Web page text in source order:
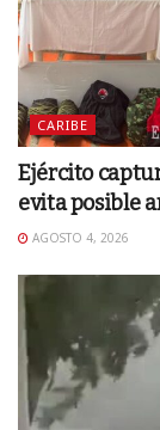
CARIBE
Ejército
evita posible
AGOSTO 4, 2026